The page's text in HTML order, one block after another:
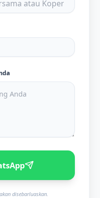
disebarluaskan.